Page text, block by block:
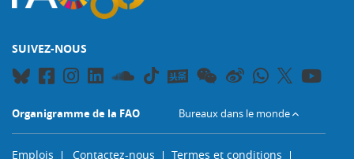
SUIVEZ-NOUS
Organigramme de la FAO Bureaux dans le monde
Emplois Contactez-nous Termes et conditions